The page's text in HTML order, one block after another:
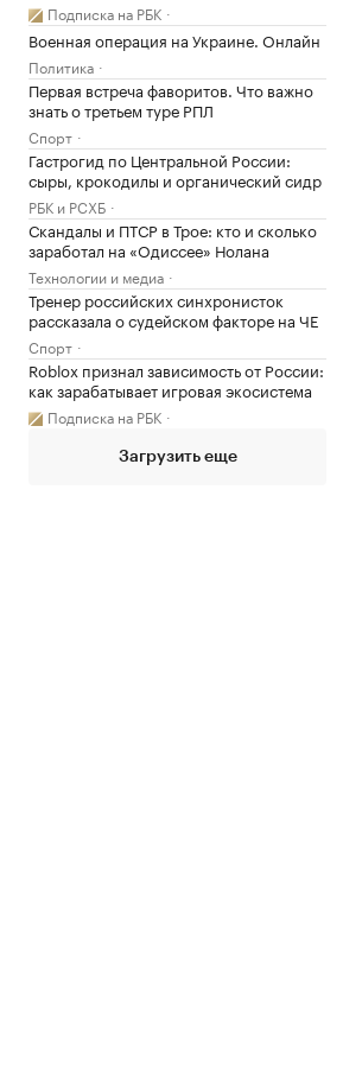
Подписка на РБК
Военная операция на Украине. Онлайн
Политика
Первая встреча фаворитов. Что важно
знать о третьем туре РПЛ
Спорт
Гастрогид по Центральной России:
сыры, крокодилы и органический сидр
РБК и РСХБ
Скандалы и ПТСР в Трое: кто и сколько
заработал на «Одиссее» Нолана
Технологии и медиа
Тренер российских синхронисток
рассказала о судейском факторе на ЧЕ
Спорт
Roblox признал зависимость от России:
как зарабатывает игровая экосистема
Подписка на РБК
Загрузить еще